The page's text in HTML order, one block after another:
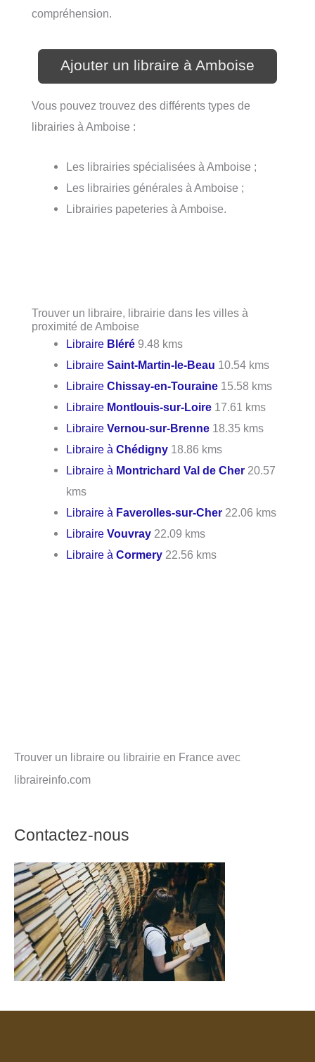
compréhension.
Ajouter un libraire à Amboise
Vous pouvez trouvez des différents types de
librairies à Amboise :
Les librairies spécialisées à Amboise ;
Les librairies générales à Amboise ;
Librairies papeteries à Amboise.
Trouver un libraire, librairie dans les villes à
proximité de Amboise
Libraire Bléré 9.48 kms
LibraireSaint-Martin-le-Beau 10.54 kms
LibraireChissay-en-Touraine 15.58 kms
Libraire Montlouis-sur-Loire 17.61 kms
LibraireVernou-sur-Brenne 18.35 kms
Libraire àChédigny 18.86 kms
Libraire à Montrichard Val de Cher 20.57
kms
Libraire à Faverolles-sur-Cher 22.06 kms
LibraireVouvray 22.09 kms
Libraire àCormery 22.56 kms
Trouver un libraire ou librairie en France avec
libraireinfo.com
Contactez-nous